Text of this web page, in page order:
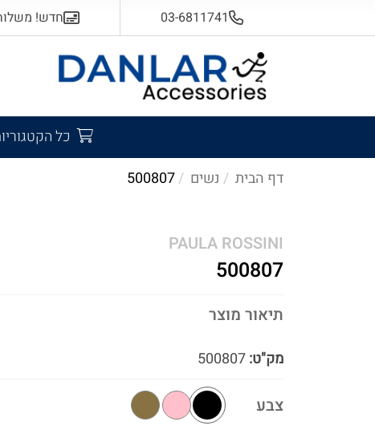
03-6811741 חדש! משלוח
כל
דף הבית
נשים 500807
PAULA ROSSINI
500807
תיאור מוצר
מק"ט:
צבע